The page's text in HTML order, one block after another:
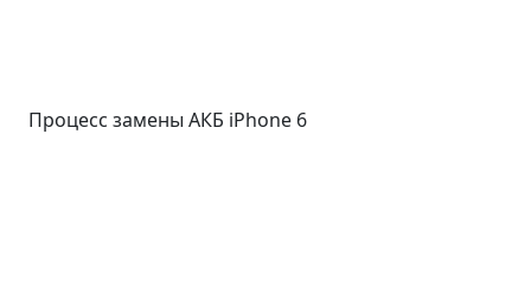
Процесс замены АКБ iPhone 6